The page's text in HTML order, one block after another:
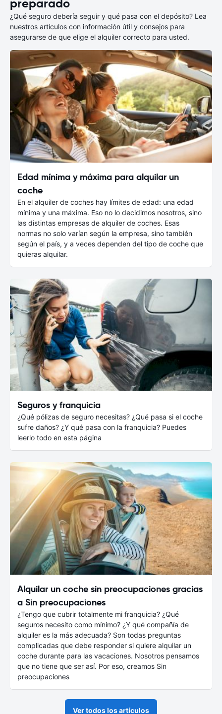
preparado
¿Qué seguro debería seguir y qué pasa con el depósito? Lea
nuestros artículos con información útil y consejos para
asegurarse de que elige el alquiler correcto para usted.
Edad mínima y máxima para alquilar un
coche
En el alquiler de coches hay límites de edad: una edad
mínima y una máxima. Eso no lo decidimos nosotros, sino
las distintas empresas de alquiler de coches. Esas
normas no solo varían según la empresa, sino también
según el país, y a veces dependen del tipo de coche que
quieras alquilar.
Seguros y franquicia
¿Qué pólizas de seguro necesitas? ¿Qué pasa si el coche
sufre daños? ¿Y qué pasa con la franquicia? Puedes
leerlo todo en esta página
Alquilar un coche sin preocupaciones gracias
a Sin preocupaciones
¿Tengo que cubrir totalmente mi franquicia? ¿Qué
seguros necesito como mínimo? ¿Y qué compañía de
alquiler es la más adecuada? Son todas preguntas
complicadas que debe responder si quiere alquilar un
coche durante para las vacaciones. Nosotros pensamos
que no tiene que ser así. Por eso, creamos Sin
preocupaciones
Ver todos los artículos